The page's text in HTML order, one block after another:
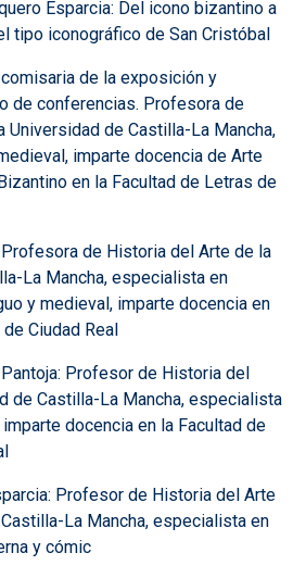
Esparcia: Del icono bizantino a
tipo iconográfico de San Cristóbal
de la exposición y
de conferencias. Profesora de
Universidad de Castilla-La Mancha,
imparte docencia de Arte
en la Facultad de Letras de
Profesora de Historia del Arte de la
La Mancha, especialista en
y medieval, imparte docencia en
Ciudad Real
Profesor de Historia del
de Castilla-La Mancha, especialista
docencia en la Facultad de
Profesor de Historia del Arte
La Mancha, especialista en
y cómic